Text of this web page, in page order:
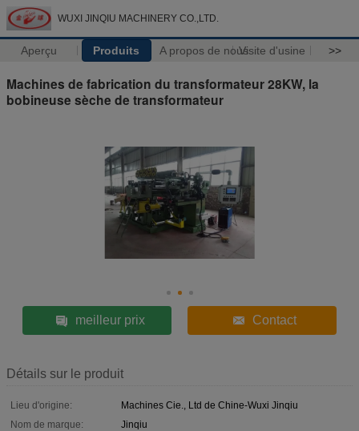
WUXI JINQIU MACHINERY CO.,LTD.
Aperçu Produits A propos de nousVisite d'usine >>
Machines de fabrication du transformateur 28KW, la
bobineuse sèche de transformateur
meilleur prix Contact
Détails sur le produit
Lieu d'origine:
Machines Cie., Ltd de Chine-Wuxi Jinqiu
Nom de marque:
Jinqiu